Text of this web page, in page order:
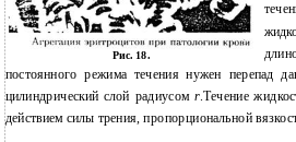
Рис. 18.
постоянного режима течения нужен перепад
цилиндрический слой радиусомr.Течение
действием силы трения, пропорциональной